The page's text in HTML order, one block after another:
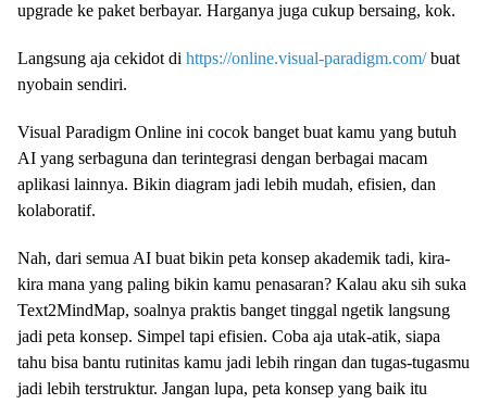
upgrade ke paket berbayar. Harganya juga cukup bersaing, kok.
Langsung aja cekidot di https://online.visual-paradigm.com/buat
nyobain sendiri.
Visual Paradigm Online ini cocok banget buat kamu yang butuh
AI yang serbaguna dan terintegrasi dengan berbagai macam
aplikasi lainnya. Bikin diagram jadi lebih mudah, efisien, dan
kolaboratif.
Nah, dari semua AI buat bikin peta konsep akademik tadi, kira-
kira mana yang paling bikin kamu penasaran? Kalau aku sih suka
Text2MindMap, soalnya praktis banget tinggal ngetik langsung
jadi peta konsep. Simpel tapi efisien. Coba aja utak-atik, siapa
tahu bisa bantu rutinitas kamu jadi lebih ringan dan tugas-tugasmu
jadi lebih terstruktur. Jangan lupa, peta konsep yang baik itu